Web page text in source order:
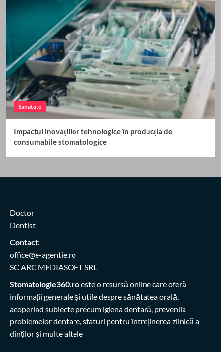
Sanatate
Impactul inovațiilor tehnologice în producția de
consumabile stomatologice
Doctor
Dentist
Contact:
office@e-agentie.ro
SC ARC MEDIASOFT SRL
Stomatologie360.roeste o resursă online care oferă
informații generale și utile despre sănătatea orală,
acoperind subiecte precum igiena dentară, prevenția
problemelor dentare, sfaturi pentru întreținerea zilnică a
dinților și multe altele